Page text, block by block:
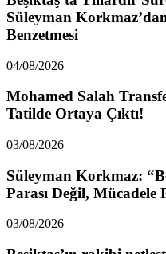
Süleyman
Benzetmesi
04/08/2026
Mohamed Salah
Tatilde Ortaya Çıktı!
03/08/2026
Süleyman Korkmaz:
Parası Değil, Mücadele
03/08/2026